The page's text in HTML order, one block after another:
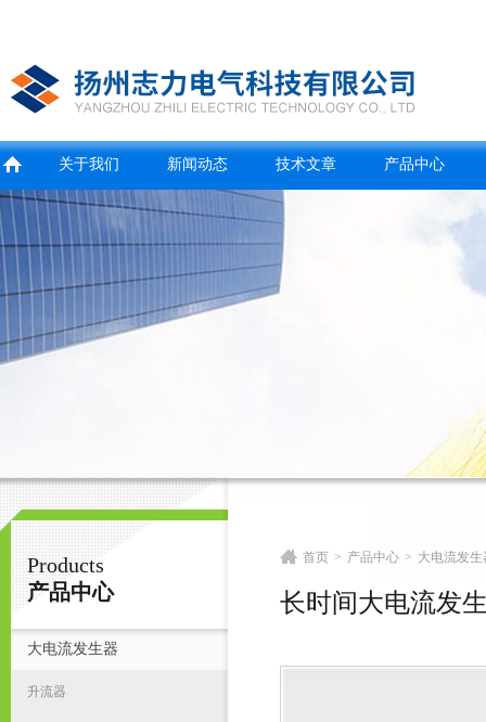
扬州志力电气科技有限公司/扬州高压测试仪
关于我们 新闻动态 技术文章 产品中心
Products
产品中心
大电流发生器
升流器
首页 > 产品中心 > 大电流发生
长时间大电流发